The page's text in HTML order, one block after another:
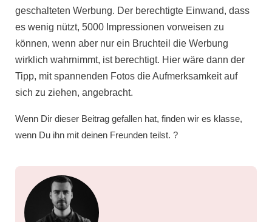
geschalteten Werbung. Der berechtigte Einwand, dass
es wenig nützt, 5000 Impressionen vorweisen zu
können, wenn aber nur ein Bruchteil die Werbung
wirklich wahrnimmt, ist berechtigt. Hier wäre dann der
Tipp, mit spannenden Fotos dieAufmerksamkeitauf
sich zu ziehen, angebracht.
Wenn Dir dieser Beitrag gefallen hat, finden wir es klasse,
wenn Du ihn mit deinen Freunden teilst. ?